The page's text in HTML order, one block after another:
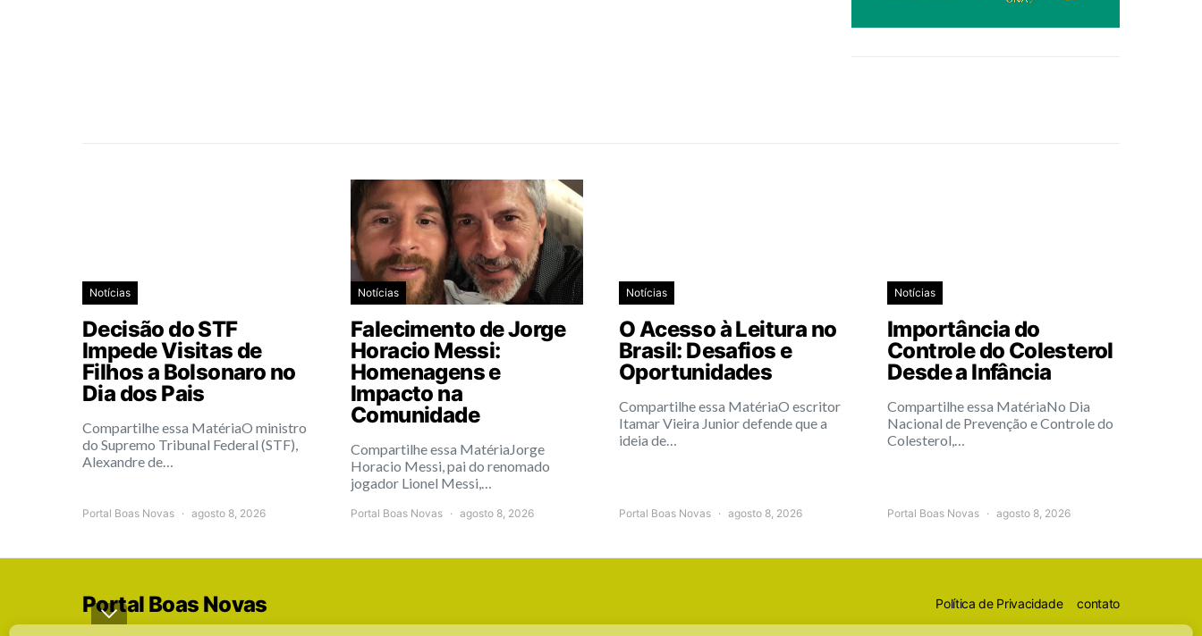
Notícias
Decisão do STF
Impede Visitas de
Filhos a Bolsonaro no
Dia dos Pais
Compartilhe essa MatériaO ministro
do Supremo Tribunal Federal (STF),
Alexandre de…
Portal Boas Novas agosto 8, 2026
Notícias
Falecimento de Jorge
Horacio Messi:
Homenagens e
Impacto na
Comunidade
Compartilhe essa MatériaJorge
Horacio Messi, pai do renomado
jogador Lionel Messi,…
Portal Boas Novas agosto 8, 2026
Notícias
O Acesso à Leitura no
Brasil: Desafios e
Oportunidades
Compartilhe essa MatériaO escritor
Itamar Vieira Junior defende que a
ideia de…
Portal Boas Novas agosto 8, 2026
Notícias
Importância do
Controle do Colesterol
Desde a Infância
Compartilhe essa MatériaNo Dia
Nacional de Prevenção e Controle do
Colesterol,…
Portal Boas Novas agosto 8, 2026
Portal Boas Novas Política de Privacidade contato